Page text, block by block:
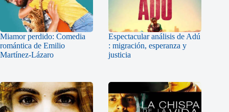
Miamor perdido: Comedia
romántica de Emilio
Martínez-Lázaro
Espectacular análisis de Adú
: migración, esperanza y
justicia